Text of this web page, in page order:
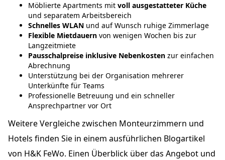
Möblierte Apartments mit voll ausgestatteter Küche
und separatem Arbeitsbereich
Schnelles WLAN und auf Wunsch ruhige Zimmerlage
Flexible Mietdauern von wenigen Wochen bis zur
Langzeitmiete
Pausschalpreise inklusive Nebenkosten zur einfachen
Abrechnung
Unterstützung bei der Organisation mehrerer
Unterkünfte für Teams
Professionelle Betreuung und ein schneller
Ansprechpartner vor Ort
Weitere Vergleiche zwischen Monteurzimmern und
Hotels finden Sie in einem ausführlichen Blogartikel
von H&K FeWo. Einen Überblick über das Angebot und